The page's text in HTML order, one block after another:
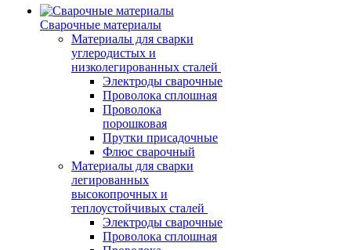
Сварочные материалы
Материалы для сварки
углеродистых и
низколегированных сталей
Электроды сварочные
Проволока сплошная
Проволока
порошковая
Прутки присадочные
Флюс сварочный
Материалы для сварки
легированных
высокопрочных и
теплоустойчивых сталей
Электроды сварочные
Проволока сплошная